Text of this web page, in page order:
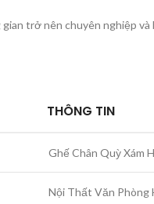
trở nên chuyên nghiệp và
THÔNG TIN
Ghế Chân Quỳ Xám
Nội Thất Văn Phòng